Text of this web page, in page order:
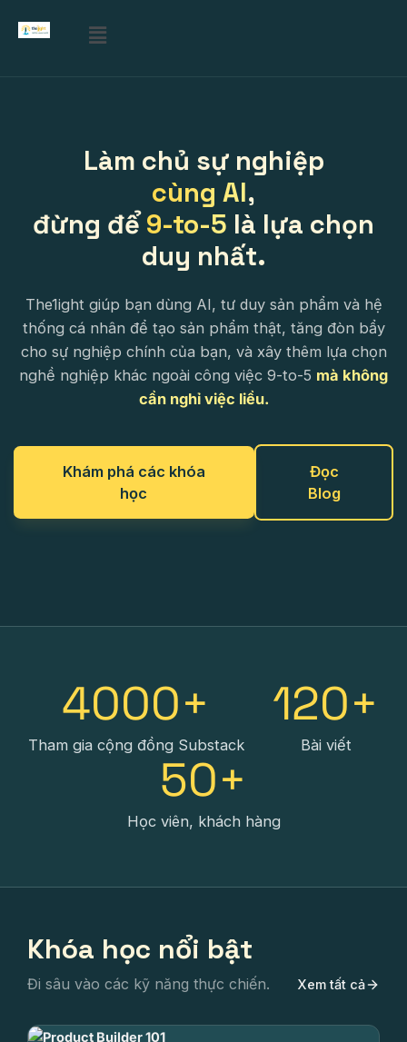
Menu
Làm chủ sự nghiệp
cùng AI,
đừng để9-to-5 là lựa chọn
duy nhất.
The1ight giúp bạn dùng AI, tư duy sản phẩm và hệ
thống cá nhân để tạo sản phẩm thật, tăng đòn bẩy
cho sự nghiệp chính của bạn, và xây thêm lựa chọn
nghề nghiệp khác ngoài công việc 9-to-5 mà không
cần nghỉ việc liều.
Khám phá các khóa
học
Đọc
Blog
4000+
Tham gia cộng đồng Substack
120+
Bài viết
50+
Học viên, khách hàng
Khóa học nổi bật
Đi sâu vào các kỹ năng thực chiến. Xem tất cả